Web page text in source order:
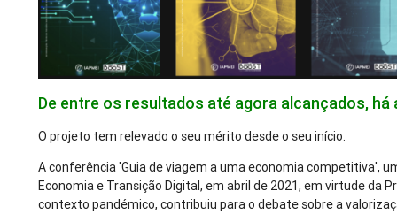
De entre os resultados até agora alcançados,
O projeto tem relevado o seu mérito desde o seu início.
A conferência 'Guia de viagem a uma economia competitiva',
Economia e Transição Digital, em abril de 2021, em virtude da
contexto pandémico, contribuiu para o debate sobre a